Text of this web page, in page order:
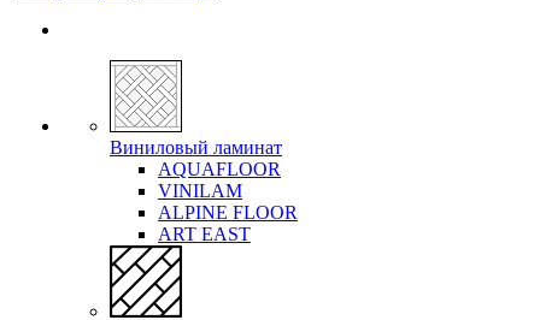
Виниловый ламинат
AQUAFLOOR
VINILAM
ALPINE FLOOR
ART EAST